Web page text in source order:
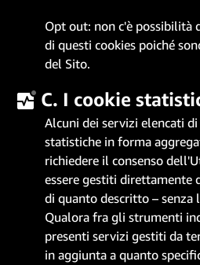
Opt out: non c'è
di questi cookies poiché
del Sito.
C. I cookie
Alcuni dei servizi elencati
statistiche in forma
richiedere il consenso
essere gestiti direttamente
di quanto descritto – senza
Qualora fra gli strumenti
presenti servizi gestiti da
in aggiunta a quanto